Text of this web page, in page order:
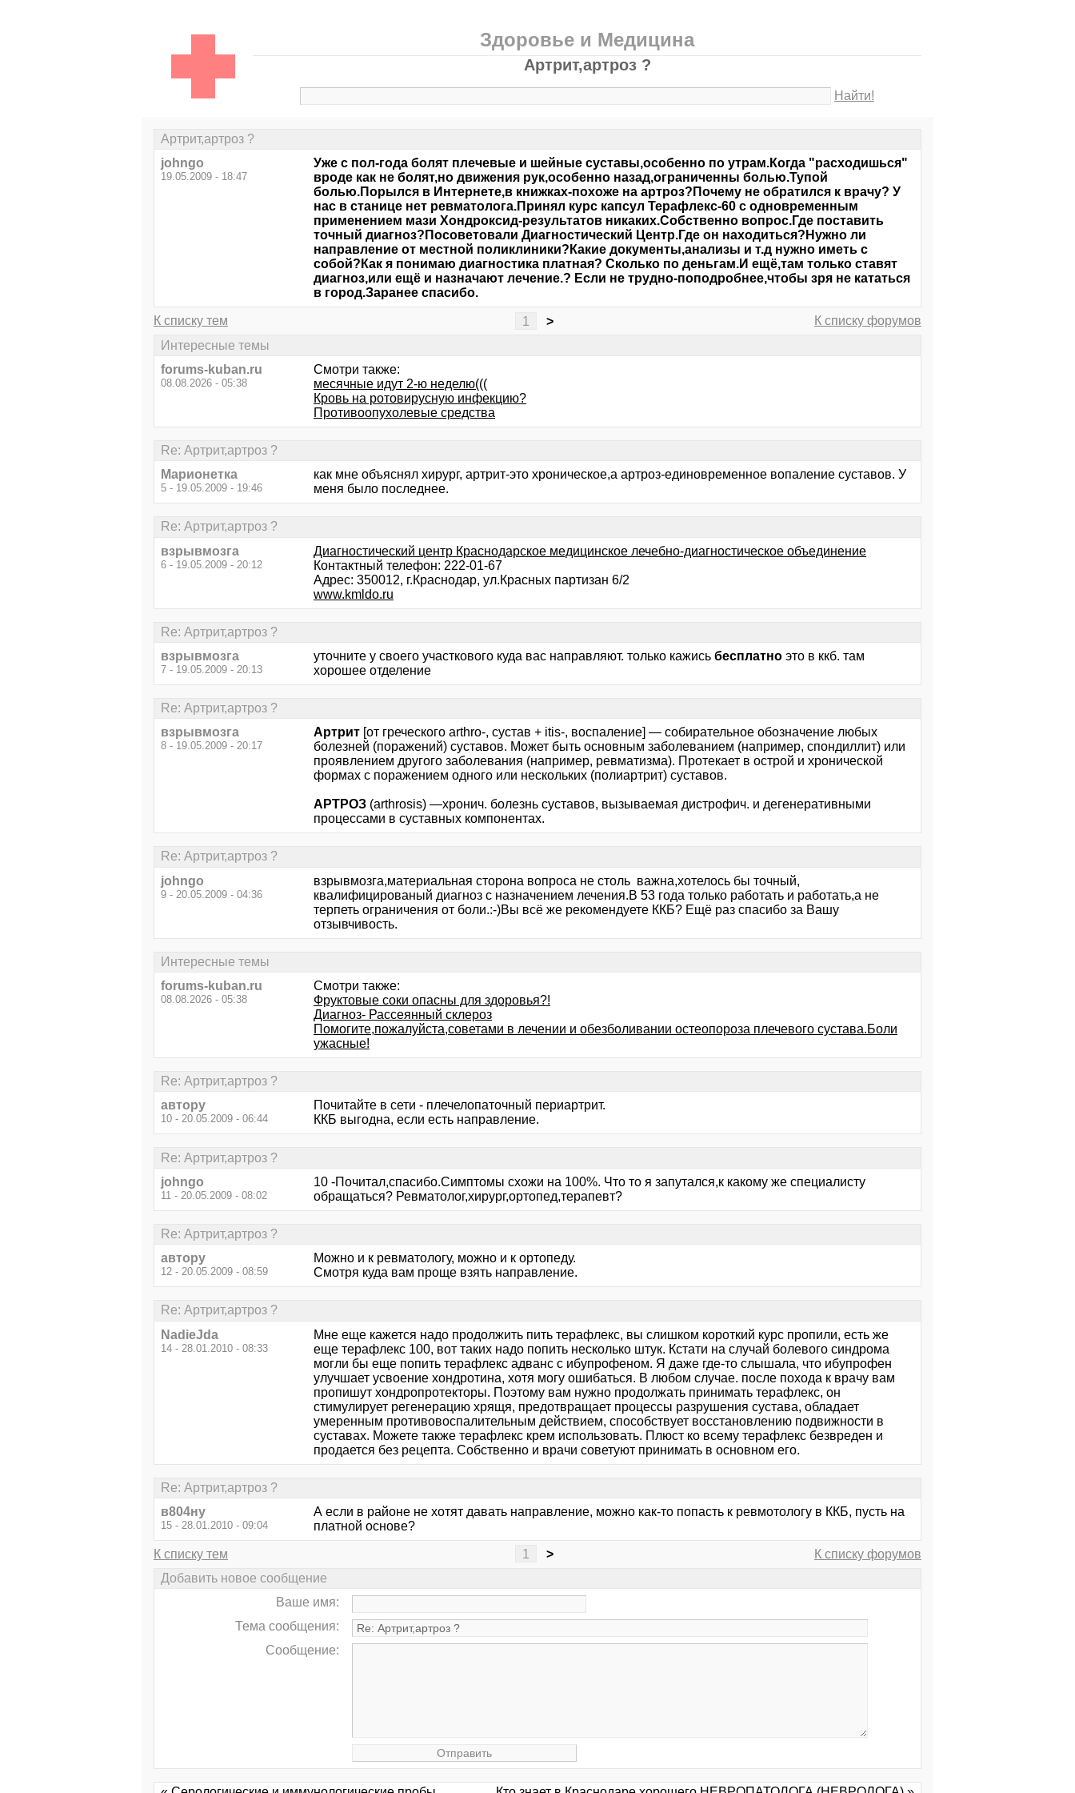
Здоровье и Медицина
Артрит,артроз ?
Найти!
Артрит,артроз ?
johngo
19.05.2009 - 18:47
Уже с пол-года болят плечевые и шейные суставы,особенно по утрам.Когда "расходишься"
вроде как не болят,но движения рук,особенно назад,ограниченны болью.Тупой
болью.Порылся в Интернете,в книжках-похоже на артроз?Почему не обратился к врачу? У
нас в станице нет ревматолога.Принял курс капсул Терафлекс-60 с одновременным
применением мази Хондроксид-результатов никаких.Собственно вопрос.Где поставить
точный диагноз?Посоветовали Диагностический Центр.Где он находиться?Нужно ли
направление от местной поликлиники?Какие документы,анализы и т.д нужно иметь с
собой?Как я понимаю диагностика платная? Сколько по деньгам.И ещё,там только ставят
диагноз,или ещё и назначают лечение.? Если не трудно-поподробнее,чтобы зря не кататься
в город.Заранее спасибо.
К списку тем 1 >
К списку форумов
Интересные темы
forums-kuban.ru
08.08.2026 - 05:38
Смотри также:
месячные идут 2-ю неделю(((
Кровь на ротовирусную инфекцию?
Противоопухолевые средства
Re: Артрит,артроз ?
Марионетка
5 - 19.05.2009 - 19:46
как мне объяснял хирург, артрит-это хроническое,а артроз-единовременное вопаление суставов. У
меня было последнее.
Re: Артрит,артроз ?
взрывмозга
6 - 19.05.2009 - 20:12
Диагностический центр Краснодарское медицинское лечебно-диагностическое объединение
Контактный телефон: 222-01-67
Адрес: 350012, г.Краснодар, ул.Красных партизан 6/2
www.kmldo.ru
Re: Артрит,артроз ?
взрывмозга
7 - 19.05.2009 - 20:13
уточните у своего участкового куда вас направляют. только кажись бесплатно это в ккб. там
хорошее отделение
Re: Артрит,артроз ?
взрывмозга
8 - 19.05.2009 - 20:17
Артрит [от греческого arthro-, сустав + itis-, воспаление] — собирательное обозначение любых
болезней (поражений) суставов. Может быть основным заболеванием (например, спондиллит) или
проявлением другого заболевания (например, ревматизма). Протекает в острой и хронической
формах с поражением одного или нескольких (полиартрит) суставов.
АРТРОЗ (arthrosis) —хронич. болезнь суставов, вызываемая дистрофич. и дегенеративными
процессами в суставных компонентах.
Re: Артрит,артроз ?
johngo
9 - 20.05.2009 - 04:36
взрывмозга,материальная сторона вопроса не столь важна,хотелось бы точный,
квалифицированый диагноз с назначением лечения.В 53 года только работать и работать,а не
терпеть ограничения от боли.:-)Вы всё же рекомендуете ККБ? Ещё раз спасибо за Вашу
отзывчивость.
Интересные темы
forums-kuban.ru
08.08.2026 - 05:38
Смотри также:
Фруктовые соки опасны для здоровья?!
Диагноз- Рассеянный склероз
Помогите,пожалуйста,советами в лечении и обезболивании остеопороза плечевого сустава.Боли
ужасные!
Re: Артрит,артроз ?
автору
10 - 20.05.2009 - 06:44
Почитайте в сети - плечелопаточный периартрит.
ККБ выгодна, если есть направление.
Re: Артрит,артроз ?
johngo
11 - 20.05.2009 - 08:02
10 -Почитал,спасибо.Симптомы схожи на 100%. Что то я запутался,к какому же специалисту
обращаться? Ревматолог,хирург,ортопед,терапевт?
Re: Артрит,артроз ?
автору
12 - 20.05.2009 - 08:59
Можно и к ревматологу, можно и к ортопеду.
Смотря куда вам проще взять направление.
Re: Артрит,артроз ?
NadieJda
14 - 28.01.2010 - 08:33
Мне еще кажется надо продолжить пить терафлекс, вы слишком короткий курс пропили, есть же
еще терафлекс 100, вот таких надо попить несколько штук. Кстати на случай болевого синдрома
могли бы еще попить терафлекс адванс с ибупрофеном. Я даже где-то слышала, что ибупрофен
улучшает усвоение хондротина, хотя могу ошибаться. В любом случае. после похода к врачу вам
пропишут хондропротекторы. Поэтому вам нужно продолжать принимать терафлекс, он
стимулирует регенерацию хрящя, предотвращает процессы разрушения сустава, обладает
умеренным противовоспалительным действием, способствует восстановлению подвижности в
суставах. Можете также терафлекс крем использовать. Плюст ко всему терафлекс безвреден и
продается без рецепта. Собственно и врачи советуют принимать в основном его.
Re: Артрит,артроз ?
в804ну
15 - 28.01.2010 - 09:04
А если в районе не хотят давать направление, можно как-то попасть к ревмотологу в ККБ, пусть на
платной основе?
К списку тем 1 >
К списку форумов
Добавить новое сообщение
Ваше имя:
Тема сообщения:
Сообщение: